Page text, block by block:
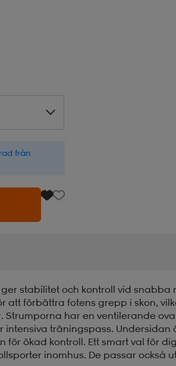
från
stabilitet och kontroll vid snabba
att förbättra fotens grepp i skon,
Strumporna har en ventilerande
träningspass. Undersidan
för ökad kontroll. Ett smart val för
inomhus. De passar också